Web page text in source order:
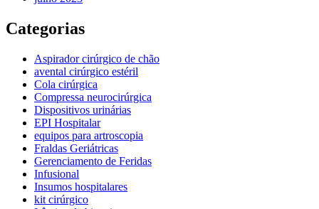
Categorias
Aspirador cirúrgico de chão
avental cirúrgico estéril
Cola cirúrgica
Compressa neurocirúrgica
Dispositivos urinárias
EPI Hospitalar
equipos para artroscopia
Fraldas Geriátricas
Gerenciamento de Feridas
Infusional
Insumos hospitalares
kit cirúrgico